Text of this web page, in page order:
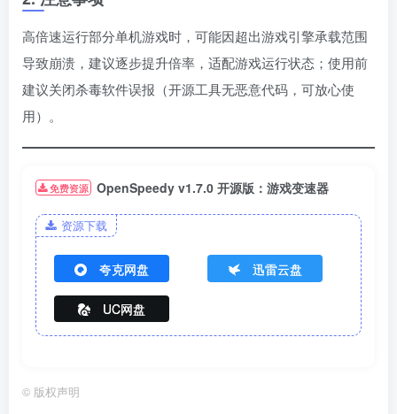
高倍速运行部分单机游戏时，可能因超出游戏引擎承载范围
导致崩溃，建议逐步提升倍率，适配游戏运行状态；使用前
建议关闭杀毒软件误报（开源工具无恶意代码，可放心使
用）。
免费资源 OpenSpeedy v1.7.0 开源版：游戏变速器
资源下载
夸克网盘 迅雷云盘
UC网盘
© 版权声明